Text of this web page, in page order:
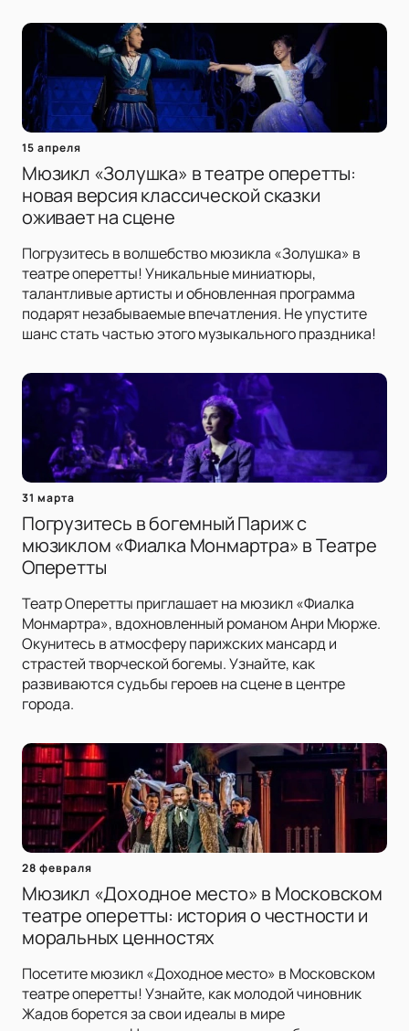
15 апреля
Мюзикл «Золушка» в театре оперетты:
новая версия классической сказки
оживает на сцене
Погрузитесь в волшебство мюзикла «Золушка» в
театре оперетты! Уникальные миниатюры,
талантливые артисты и обновленная программа
подарят незабываемые впечатления. Не упустите
шанс стать частью этого музыкального праздника!
31 марта
Погрузитесь в богемный Париж с
мюзиклом «Фиалка Монмартра» в Театре
Оперетты
Театр Оперетты приглашает на мюзикл «Фиалка
Монмартра», вдохновленный романом Анри Мюрже.
Окунитесь в атмосферу парижских мансард и
страстей творческой богемы. Узнайте, как
развиваются судьбы героев на сцене в центре
города.
28 февраля
Мюзикл «Доходное место» в Московском
театре оперетты: история о честности и
моральных ценностях
Посетите мюзикл «Доходное место» в Московском
театре оперетты! Узнайте, как молодой чиновник
Жадов борется за свои идеалы в мире